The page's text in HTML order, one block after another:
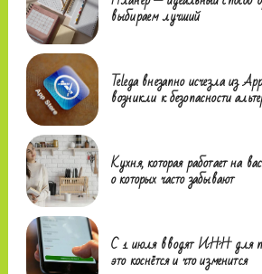
выбираем лучший
Telega внезапно исчезла из
возникли к безопасности
Кухня, которая работает на
о которых часто забывают
С 1 июля вводят ИНН для
это коснётся и что изменится